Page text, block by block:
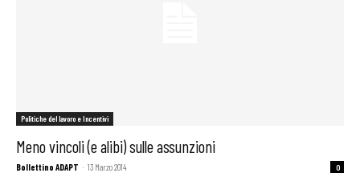
Politiche del lavoro e Incentivi
Meno vincoli (e alibi) sulle assunzioni
Bollettino ADAPT - 13 Marzo 2014 0